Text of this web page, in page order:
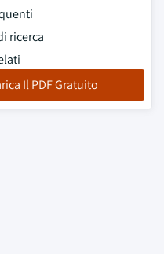
ricerca
Il PDF Gratuito